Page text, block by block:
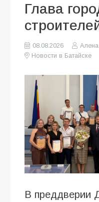
Глава
08.08.2026
Новости в Батайске
В преддверии